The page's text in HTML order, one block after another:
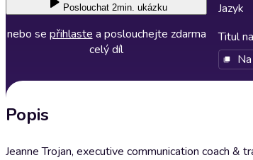
Poslouchat 2min. ukázku
nebo se přihlaste a poslouchejte zdarma
celý díl
Jazyk
Titul
Popis
Jeanne Trojan, executive communication coach &